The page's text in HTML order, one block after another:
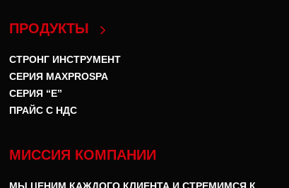
ПРОДУКТЫ
СТРОНГ ИНСТРУМЕНТ
СЕРИЯ MAXPROSPA
СЕРИЯ “E”
ПРАЙС С НДС
МИССИЯ КОМПАНИИ